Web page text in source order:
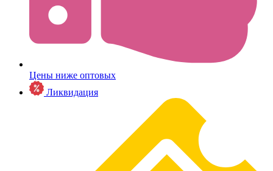
Цены ниже оптовых
Ликвидация